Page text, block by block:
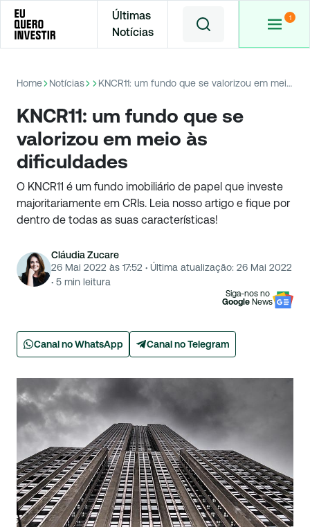
Últimas
Notícias
Home Notícias KNCR11: um fundo que se valorizou em meio às dificuldades
KNCR11: um fundo que se
valorizou em meio às
dificuldades
O KNCR11 é um fundo imobiliário de papel que investe
majoritariamente em CRIs. Leia nosso artigo e fique por
dentro de todas as suas características!
Cláudia Zucare
26 Mai 2022 às 17:52 · Última atualização: 26 Mai 2022
· 5 min leitura
Siga-nos no
Google News
Canal no WhatsApp Canal no Telegram